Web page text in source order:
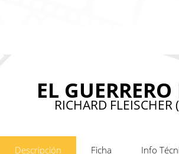
EL GUERRERO
RICHARD FLEISCHER
Descripción Ficha Info